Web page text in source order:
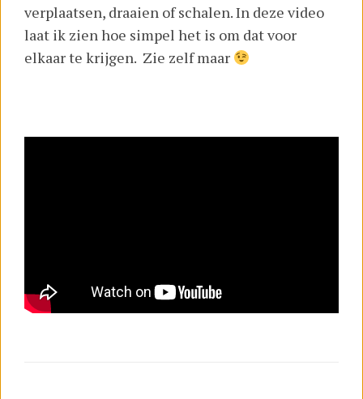
verplaatsen, draaien of schalen. In deze video
laat ik zien hoe simpel het is om dat voor
elkaar te krijgen. Zie zelf maar